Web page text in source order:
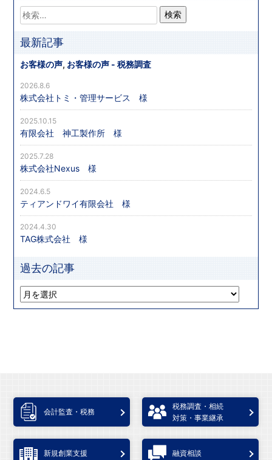
最新記事
お客様の声, お客様の声 - 税務調査
株式会社トミ・管理サービス 様
2026.8.6
有限会社 神工製作所 様
2025.10.15
株式会社Nexus 様
2025.7.28
ティアンドワイ有限会社 様
2024.6.5
TAG株式会社 様
2024.4.30
過去の記事
会計監査・税務
税務調査・相続
対策・事業継承
新規創業支援 融資相談